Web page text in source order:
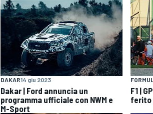
DAKAR14 giu 2023
Dakar | Ford annuncia un
programma ufficiale con NWM e
M-Sport
F1 |
ferito